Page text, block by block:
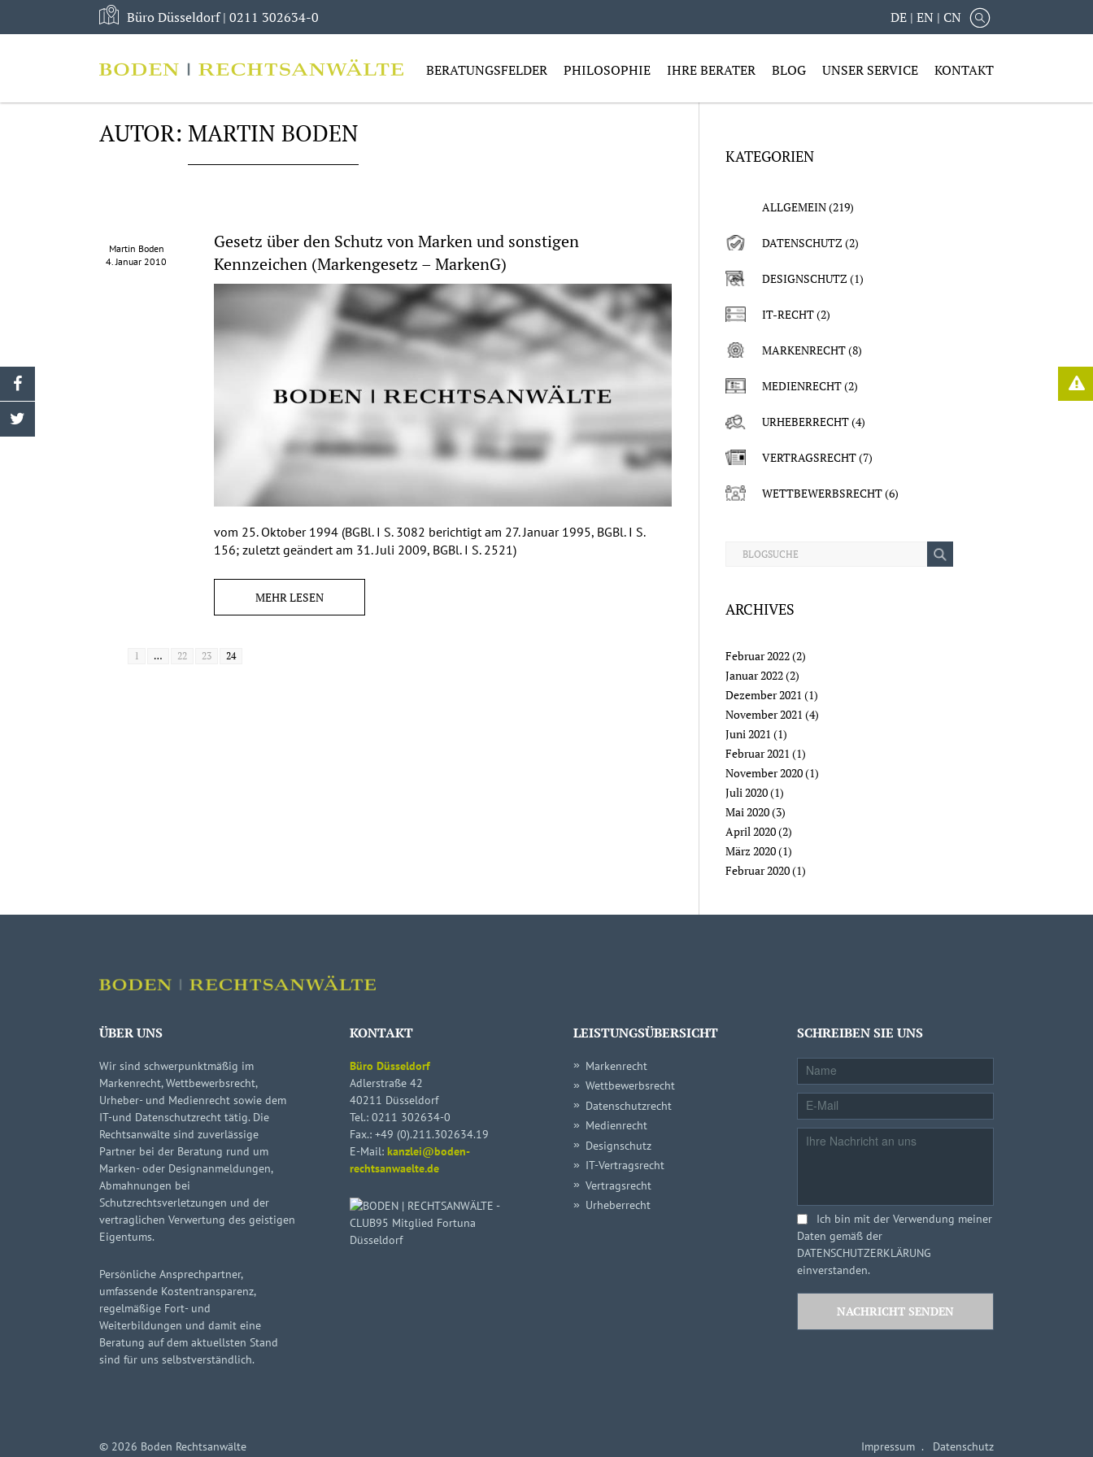
Skip
Büro Düsseldorf | 0211 302634-0 DE | EN | CN
BERATUNGSFELDER PHILOSOPHIE IHRE BERATER BLOG UNSER SERVICE KONTAKT
AUTOR: MARTIN BODEN
Martin Boden
4. Januar 2010
Gesetz über den Schutz von Marken und sonstigen
Kennzeichen (Markengesetz – MarkenG)
vom 25. Oktober 1994 (BGBl. I S. 3082 berichtigt am 27. Januar 1995, BGBl. I S.
156; zuletzt geändert am 31. Juli 2009, BGBl. I S. 2521)
MEHR LESEN
1 … 22 23 24
KATEGORIEN
ALLGEMEIN(219)
DATENSCHUTZ (2)
DESIGNSCHUTZ (1)
IT-RECHT(2)
MARKENRECHT(8)
MEDIENRECHT(2)
URHEBERRECHT(4)
VERTRAGSRECHT(7)
WETTBEWERBSRECHT(6)
ARCHIVES
Februar 2022(2)
Januar 2022(2)
Dezember 2021 (1)
November 2021 (4)
Juni 2021 (1)
Februar 2021 (1)
November 2020(1)
Juli 2020(1)
Mai 2020(3)
April 2020(2)
März 2020(1)
Februar 2020(1)
ÜBER UNS
Wir sind schwerpunktmäßig im
Markenrecht, Wettbewerbsrecht,
Urheber- und Medienrecht sowie dem
IT-und Datenschutzrecht tätig. Die
Rechtsanwälte sind zuverlässige
Partner bei der Beratung rund um
Marken- oder Designanmeldungen,
Abmahnungen bei
Schutzrechtsverletzungen und der
vertraglichen Verwertung des geistigen
Eigentums.
Persönliche Ansprechpartner,
umfassende Kostentransparenz,
regelmäßige Fort- und
Weiterbildungen und damit eine
Beratung auf dem aktuellsten Stand
sind für uns selbstverständlich.
KONTAKT
Büro Düsseldorf
Adlerstraße 42
40211 Düsseldorf
Tel.: 0211 302634-0
Fax.: +49 (0).211.302634.19
E-Mail: kanzlei@boden-
rechtsanwaelte.de
LEISTUNGSÜBERSICHT
Markenrecht
Wettbewerbsrecht
Datenschutzrecht
Medienrecht
Designschutz
IT-Vertragsrecht
Vertragsrecht
Urheberrecht
SCHREIBEN SIE UNS
Ich bin mit der Verwendung meiner
Daten gemäß der
DATENSCHUTZERKLÄRUNG
einverstanden.
© 2026 Boden Rechtsanwälte Impressum Datenschutz